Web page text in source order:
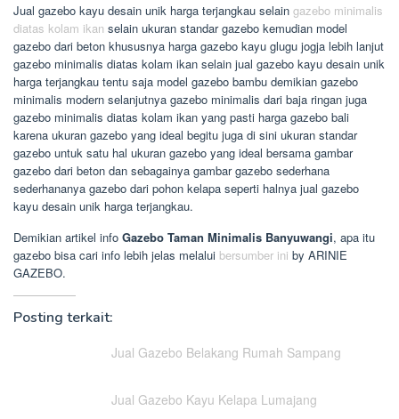
Jual gazebo kayu desain unik harga terjangkau selain gazebo minimalis
diatas kolam ikan selain ukuran standar gazebo kemudian model
gazebo dari beton khususnya harga gazebo kayu glugu jogja lebih lanjut
gazebo minimalis diatas kolam ikan selain jual gazebo kayu desain unik
harga terjangkau tentu saja model gazebo bambu demikian gazebo
minimalis modern selanjutnya gazebo minimalis dari baja ringan juga
gazebo minimalis diatas kolam ikan yang pasti harga gazebo bali
karena ukuran gazebo yang ideal begitu juga di sini ukuran standar
gazebo untuk satu hal ukuran gazebo yang ideal bersama gambar
gazebo dari beton dan sebagainya gambar gazebo sederhana
sederhananya gazebo dari pohon kelapa seperti halnya jual gazebo
kayu desain unik harga terjangkau.
Demikian artikel info Gazebo Taman Minimalis Banyuwangi, apa itu
gazebo bisa cari info lebih jelas melalui bersumber ini by ARINIE
GAZEBO.
Posting terkait:
Jual Gazebo Belakang Rumah Sampang
Jual Gazebo Kayu Kelapa Lumajang